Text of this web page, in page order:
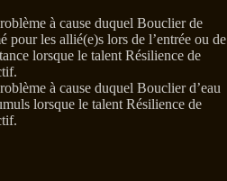
à cause duquel Bouclier de
pour les allié(e)s lors de l’entrée ou de
lorsque le talent Résilience de
à cause duquel Bouclier d’eau
lorsque le talent Résilience de